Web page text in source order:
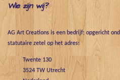
Wie zijn wij?
AG Art Creations is een bedrijf; opgericht
statutaire zetel op het adres:
Twente 130
3524 TW Utrecht